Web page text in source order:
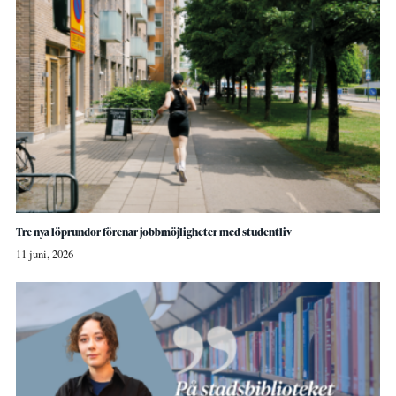
Tre nya löprundor förenar jobbmöjligheter med studentliv
11 juni, 2026